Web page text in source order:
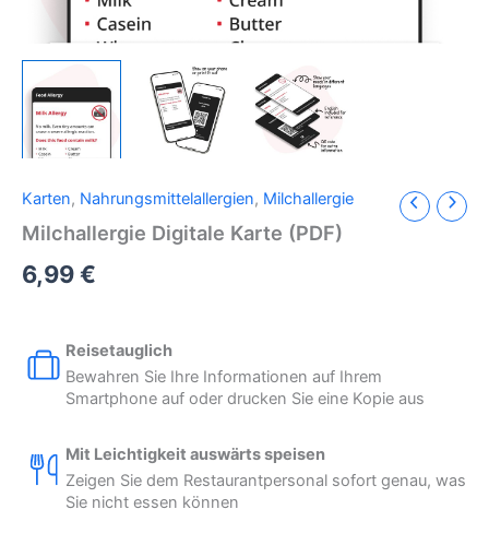
Karten, Nahrungsmittelallergien, Milchallergie
Milchallergie Digitale Karte (PDF)
6,99€
Reisetauglich
Bewahren Sie Ihre Informationen auf Ihrem
Smartphone auf oder drucken Sie eine Kopie aus
Mit Leichtigkeit auswärts speisen
Zeigen Sie dem Restaurantpersonal sofort genau, was
Sie nicht essen können